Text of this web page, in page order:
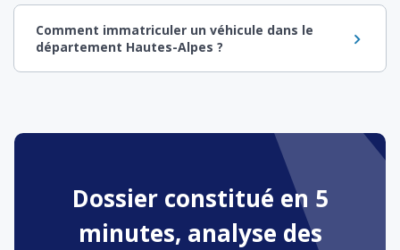
Comment immatriculer un véhicule dans le
département Hautes-Alpes ?
Dossier constitué en 5
minutes, analyse des